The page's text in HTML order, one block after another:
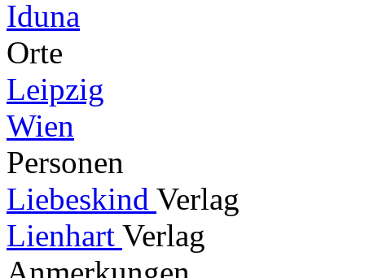
Iduna
Orte
Leipzig
Wien
Personen
Liebeskind Verlag
Lienhart Verlag